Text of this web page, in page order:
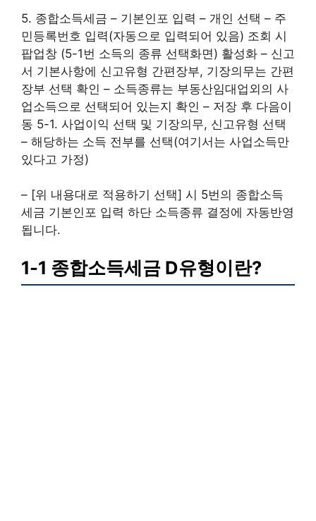
5. 종합소득세금 – 기본인포 입력 – 개인 선택 – 주
민등록번호 입력(자동으로 입력되어 있음) 조회 시
팝업창 (5-1번 소득의 종류 선택화면) 활성화 – 신고
서 기본사항에 신고유형 간편장부, 기장의무는 간편
장부 선택 확인 – 소득종류는 부동산임대업외의 사
업소득으로 선택되어 있는지 확인 – 저장 후 다음이
동 5-1. 사업이익 선택 및 기장의무, 신고유형 선택
– 해당하는 소득 전부를 선택(여기서는 사업소득만
있다고 가정)
– [위 내용대로 적용하기 선택] 시 5번의 종합소득
세금 기본인포 입력 하단 소득종류 결정에 자동반영
됩니다.
1-1 종합소득세금 D유형이란?